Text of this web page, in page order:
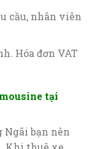
cầu, nhân viên
Hóa đơn VAT
tại
bạn nên